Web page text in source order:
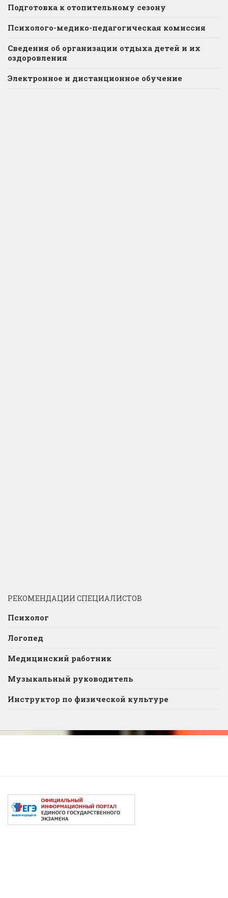
Подготовка к отопительному сезону
Психолого-медико-педагогическая комиссия
Сведения об организации отдыха детей и их
оздоровления
Электронное и дистанционное обучение
РЕКОМЕНДАЦИИ СПЕЦИАЛИСТОВ
Психолог
Логопед
Медицинский работник
Музыкальный руководитель
Инструктор по физической культуре